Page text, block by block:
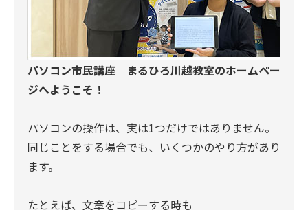
パソコン市民講座 まるひろ川越教室のホームペー
ジへようこそ！
パソコンの操作は、実は1つだけではありません。
同じことをする場合でも、いくつかのやり方があり
ます。
たとえば、文章をコピーする時も